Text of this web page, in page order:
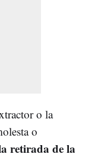
o la
o
retirada de la